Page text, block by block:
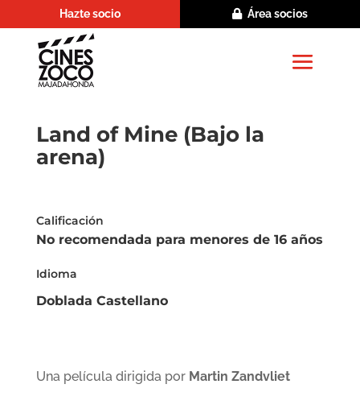
Hazte socio Área socios
Land of Mine (Bajo la
arena)
Calificación
No recomendada para menores de 16 años
Idioma
Doblada Castellano
Una película dirigida por Martin Zandvliet